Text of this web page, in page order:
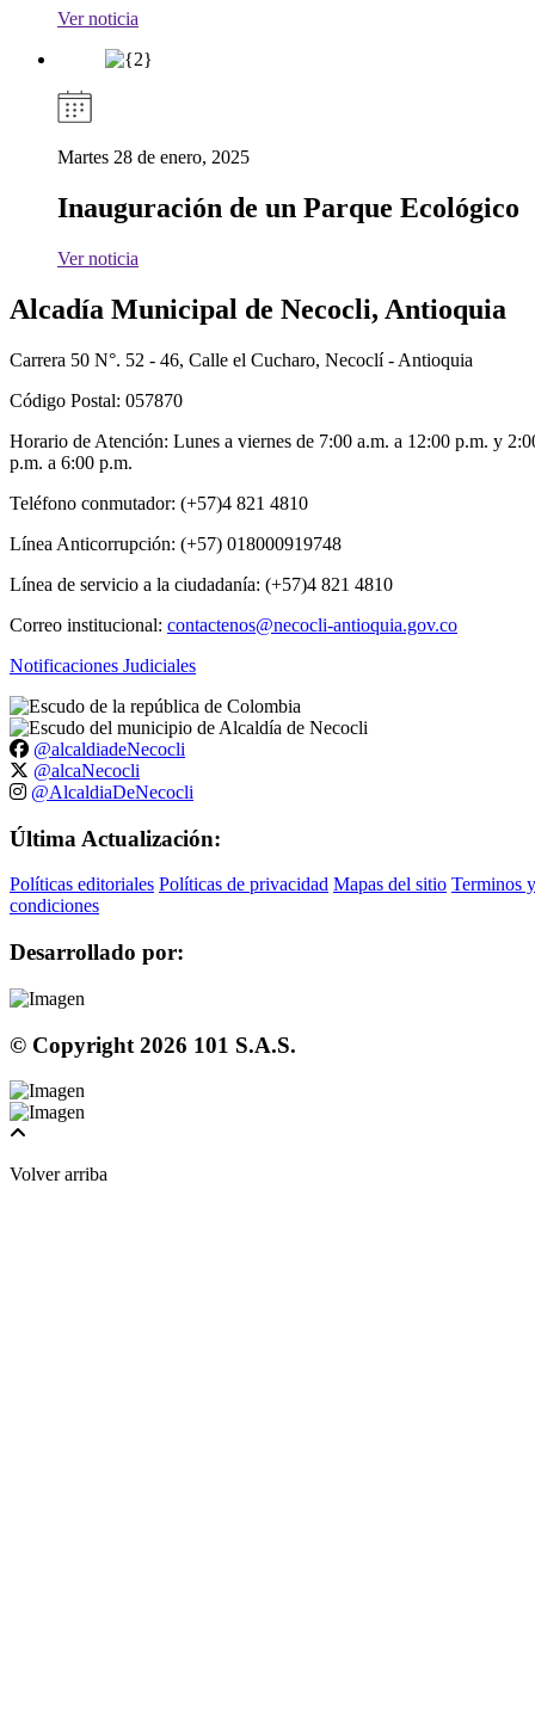
Ver noticia
Martes 28 de enero, 2025
Inauguración de un Parque Ecológico
Ver noticia
Alcadía Municipal de Necocli, Antioquia
Carrera 50 N°. 52 - 46, Calle el Cucharo, Necoclí - Antioquia
Código Postal: 057870
Horario de Atención: Lunes a viernes de 7:00 a.m. a 12:00 p.m. y
p.m. a 6:00 p.m.
Teléfono conmutador: (+57)4 821 4810
Línea Anticorrupción: (+57) 018000919748
Línea de servicio a la ciudadanía: (+57)4 821 4810
Correo institucional: contactenos@necocli-antioquia.gov.co
Notificaciones Judiciales
@alcaldiadeNecocli
@alcaNecocli
@AlcaldiaDeNecocli
Última Actualización:
Políticas editoriales Políticas de privacidad Mapas del sitio Terminos y
condiciones
Desarrollado por:
© Copyright 2026 101 S.A.S.
Volver arriba